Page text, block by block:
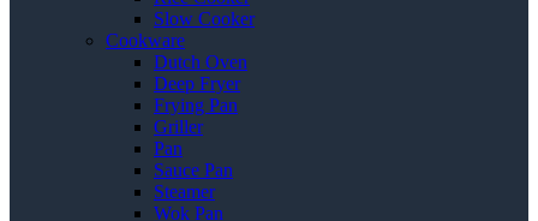
Slow Cooker
Cookware
Dutch Oven
Deep Fryer
Frying Pan
Griller
Pan
Sauce Pan
Steamer
Wok Pan